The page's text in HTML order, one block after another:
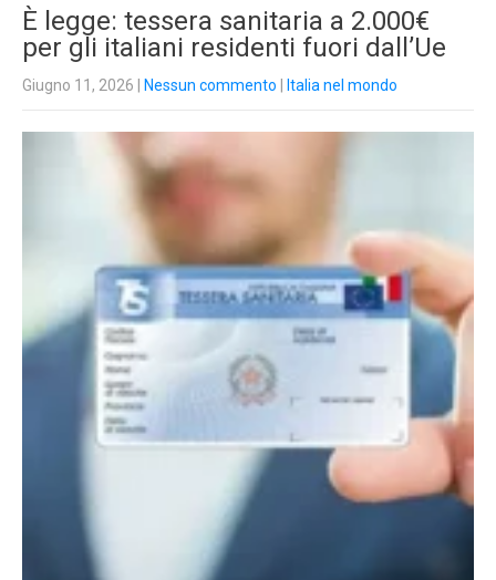
È legge: tessera sanitaria a 2.000€
per gli italiani residenti fuori dall’Ue
Giugno 11, 2026 Nessun commento Italia nel mondo